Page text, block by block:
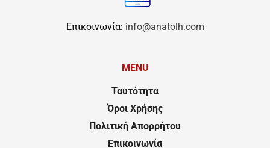
Επικοινωνία: info@anatolh.com
MENU
Ταυτότητα
Όροι Χρήσης
Πολιτική Απορρήτου
Επικοινωνία